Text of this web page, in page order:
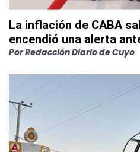
La inflación de CABA
encendió una alerta
PorRedacción Diario de Cuyo